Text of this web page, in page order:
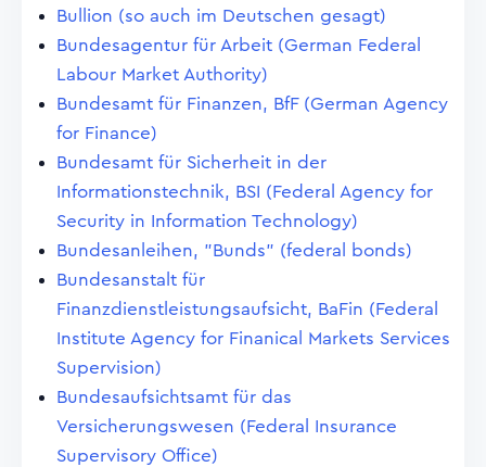
Bullion (so auch im Deutschen gesagt)
Bundesagentur für Arbeit (German Federal
Labour Market Authority)
Bundesamt für Finanzen, BfF (German Agency
for Finance)
Bundesamt für Sicherheit in der
Informationstechnik, BSI (Federal Agency for
Security in Information Technology)
Bundesanleihen, "Bunds" (federal bonds)
Bundesanstalt für
Finanzdienstleistungsaufsicht, BaFin (Federal
Institute Agency for Finanical Markets Services
Supervision)
Bundesaufsichtsamt für das
Versicherungswesen (Federal Insurance
Supervisory Office)